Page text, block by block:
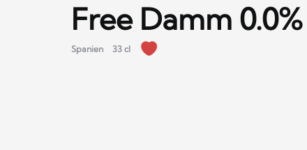
Free Damm 0.0%
Spanien 33 cl